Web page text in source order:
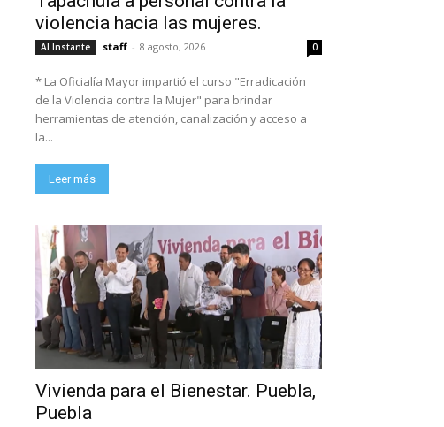
violencia hacia las mujeres.
Al Instante staff - 8 agosto, 2026 0
* La Oficialía Mayor impartió el curso "Erradicación
de la Violencia contra la Mujer" para brindar
herramientas de atención, canalización y acceso a
la...
Leer más
Vivienda para el Bienestar. Puebla,
Puebla